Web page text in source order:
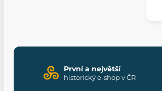
První a největší
historický e-shop v ČR